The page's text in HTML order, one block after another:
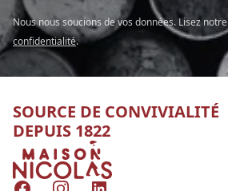
Nous nous soucions de vos données. Lisez notre
confidentialité.
SOURCE DE CONVIVIALITÉ
DEPUIS 1822
Nicolas